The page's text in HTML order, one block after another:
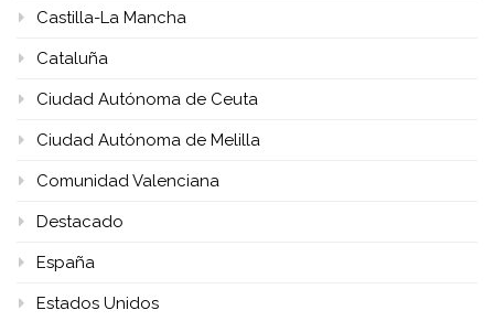
Castilla-La Mancha
Cataluña
Ciudad Autónoma de Ceuta
Ciudad Autónoma de Melilla
Comunidad Valenciana
Destacado
España
Estados Unidos